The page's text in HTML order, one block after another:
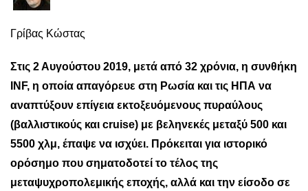
Γρίβας Κώστας
Στις 2 Αυγούστου 2019, μετά από 32 χρόνια, η συνθήκη
INF, η οποία απαγόρευε στη Ρωσία και τις ΗΠΑ να
αναπτύξουν επίγεια εκτοξευόμενους πυραύλους
(βαλλιστικούς και cruise) με βεληνεκές μεταξύ 500 και
5500 χλμ, έπαψε να ισχύει. Πρόκειται για ιστορικό
ορόσημο που σηματοδοτεί το τέλος της
μεταψυχροπολεμικής εποχής, αλλά και την είσοδο σε